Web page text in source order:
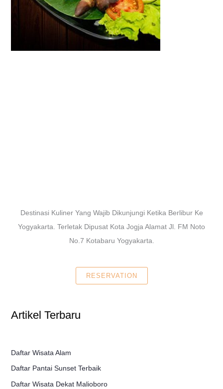
Destinasi Kuliner Yang Wajib Dikunjungi Ketika Berlibur Ke
Yogyakarta. Terletak Dipusat Kota Jogja Alamat Jl. FM Noto
No.7 Kotabaru Yogyakarta.
RESERVATION
Artikel Terbaru
Daftar Wisata Alam
Daftar Pantai Sunset Terbaik
Daftar Wisata Dekat Malioboro